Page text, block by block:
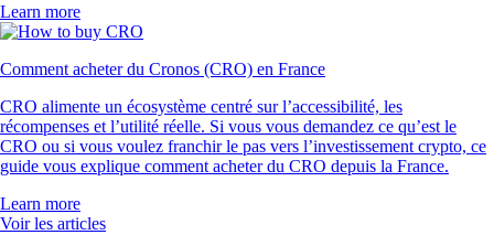
Learn more
Comment acheter du Cronos (CRO) en France
CRO alimente un écosystème centré sur l’accessibilité, les
récompenses et l’utilité réelle. Si vous vous demandez ce qu’est le
CRO ou si vous voulez franchir le pas vers l’investissement crypto, ce
guide vous explique comment acheter du CRO depuis la France.
Learn more
Voir les articles